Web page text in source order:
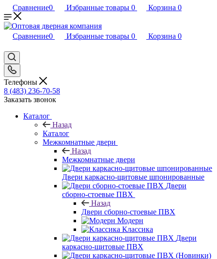
Сравнение0 Избранные товары 0 Корзина 0
Сравнение0 Избранные товары 0 Корзина 0
Телефоны
8 (483) 236-70-58
Заказать звонок
Каталог
Назад
Каталог
Межкомнатные двери
Назад
Межкомнатные двери
Двери каркасно-щитовые шпонированные
Двери
сборно-стоевые ПВХ
Назад
Двери сборно-стоевые ПВХ
Модерн
Классика
Двери
каркасно-щитовые ПВХ